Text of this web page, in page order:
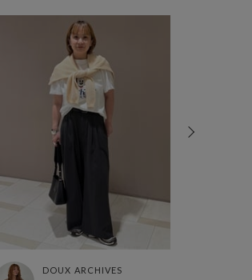
DOUX ARCHIVES